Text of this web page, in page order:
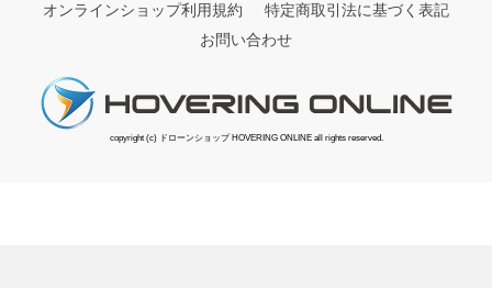
オンラインショップ利用規約
特定商取引法に基づく表記
お問い合わせ
copyright (c) ドローンショップ HOVERING ONLINE all rights reserved.